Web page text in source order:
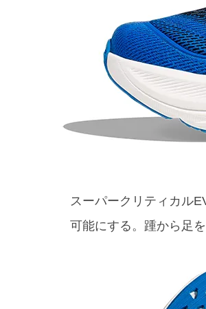
スーパークリティカル
可能にする。踵から足